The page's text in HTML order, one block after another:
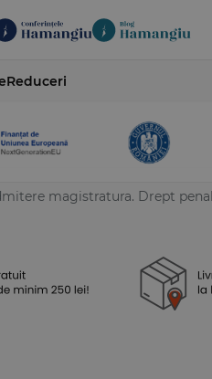
Reduceri
magistratura. Drept